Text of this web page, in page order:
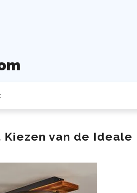
Kiezen van de